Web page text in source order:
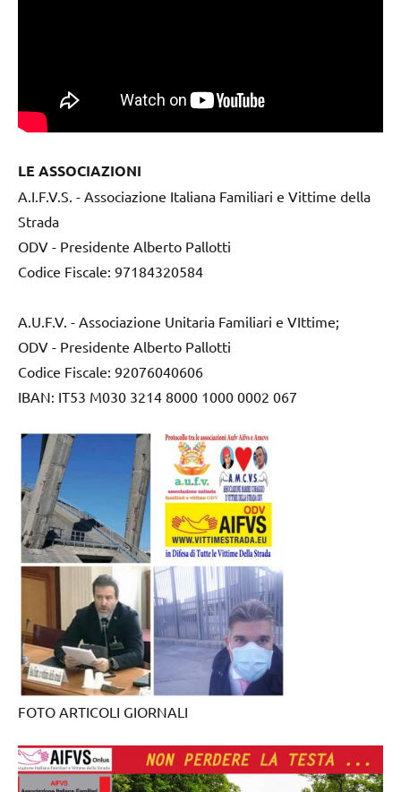
LE ASSOCIAZIONI
A.I.F.V.S. - Associazione Italiana Familiari e Vittime della
Strada
ODV - Presidente Alberto Pallotti
Codice Fiscale: 97184320584
A.U.F.V. - Associazione Unitaria Familiari e VIttime;
ODV - Presidente Alberto Pallotti
Codice Fiscale: 92076040606
IBAN: IT53 M030 3214 8000 1000 0002 067
FOTO ARTICOLI GIORNALI